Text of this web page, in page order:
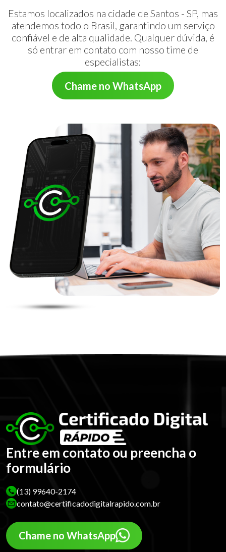
Estamos localizados na cidade de Santos - SP, mas
atendemos todo o Brasil, garantindo um serviço
confiável e de alta qualidade. Qualquer dúvida, é
só entrar em contato com nosso time de
especialistas:
Chame no WhatsApp
Entre em contato ou preencha o
formulário
(13) 99640-2174
contato@certificadodigitalrapido.com.br
Chame no WhatsApp